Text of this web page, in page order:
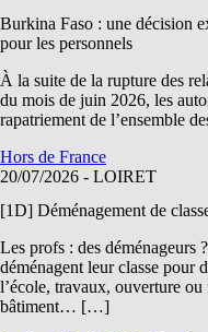
Burkina Faso : une décision
pour les personnels
À la suite de la rupture des
du mois de juin 2026, les
rapatriement de l’ensemble
Hors de France
20/07/2026 - LOIRET
[1D] Déménagement de
Les profs : des déménageurs
déménagent leur classe pour
l’école, travaux, ouverture ou
bâtiment… […]